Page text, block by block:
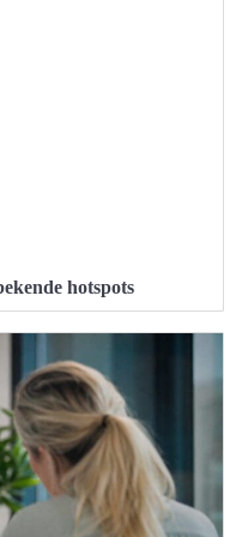
hotspots